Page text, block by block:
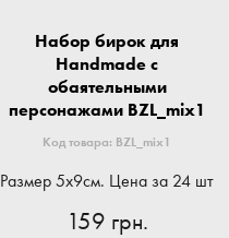
Набор бирок для
Handmade с
обаятельными
персонажами BZL_mix1
Код товара: BZL_mix1
Размер 5x9см. Цена за 24 шт
159 грн.